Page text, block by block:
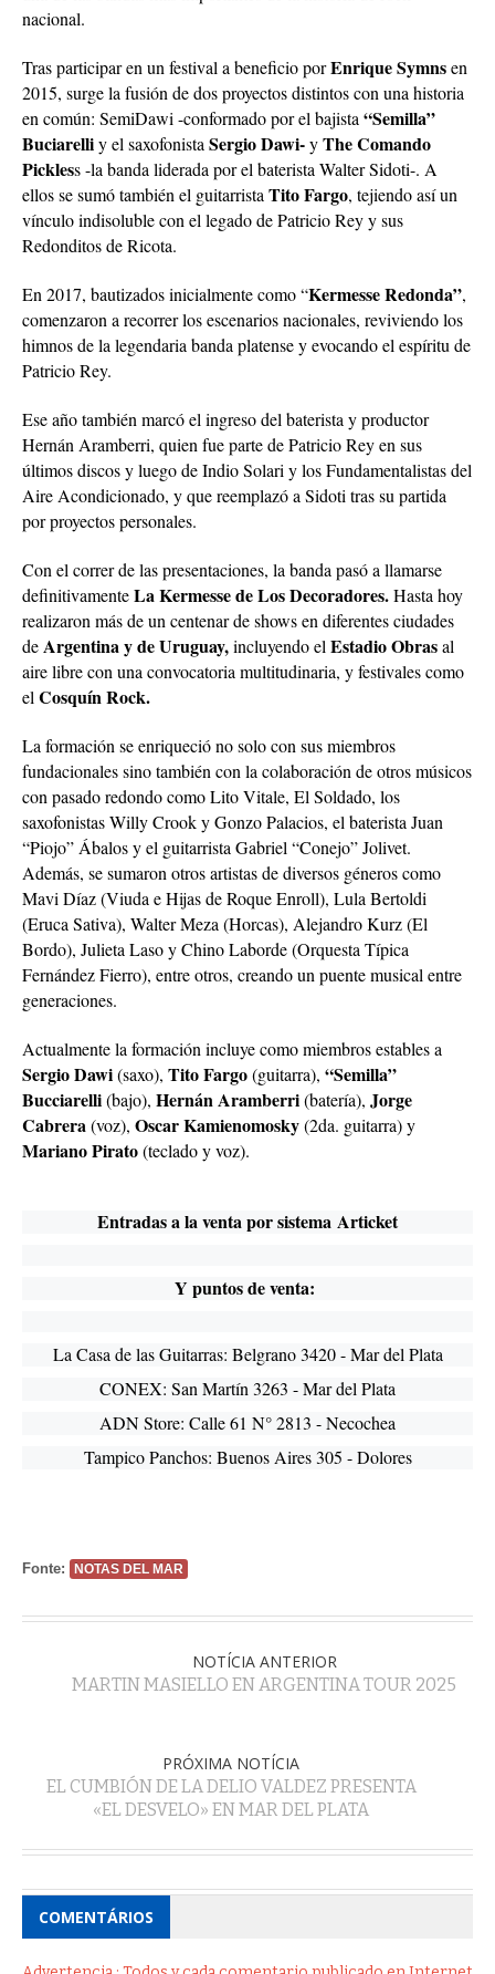
nacional.
Tras participar en un festival a beneficio porEnrique Symnsen
2015, surge la fusión de dos proyectos distintos con una historia
en común: SemiDawi -conformado por el bajista “Semilla”
Buciarelliy el saxofonista Sergio Dawi-yThe Comando
Pickless -la banda liderada por el baterista Walter Sidoti-. A
ellos se sumó también el guitarrista Tito Fargo, tejiendo así un
vínculo indisoluble con el legado de Patricio Rey y sus
Redonditos de Ricota.
En 2017, bautizados inicialmente como “Kermesse Redonda”,
comenzaron a recorrer los escenarios nacionales, reviviendo los
himnos de la legendaria banda platense y evocando el espíritu de
Patricio Rey.
Ese año también marcó el ingreso del baterista y productor
Hernán Aramberri, quien fue parte de Patricio Rey en sus
últimos discos y luego de Indio Solari y los Fundamentalistas del
Aire Acondicionado, y que reemplazó a Sidoti tras su partida
por proyectos personales.
Con el correr de las presentaciones, la banda pasó a llamarse
definitivamenteLa Kermesse de Los Decoradores.Hasta hoy
realizaron más de un centenar de shows en diferentes ciudades
deArgentina y de Uruguay,incluyendo el Estadio Obrasal
aire libre con una convocatoria multitudinaria, y festivales como
el Cosquín Rock.
La formación se enriqueció no solo con sus miembros
fundacionales sino también con la colaboración de otros músicos
con pasado redondo como Lito Vitale, El Soldado, los
saxofonistas Willy Crook y Gonzo Palacios, el baterista Juan
“Piojo” Ábalos y el guitarrista Gabriel “Conejo” Jolivet.
Además, se sumaron otros artistas de diversos géneros como
Mavi Díaz (Viuda e Hijas de Roque Enroll), Lula Bertoldi
(Eruca Sativa), Walter Meza (Horcas), Alejandro Kurz (El
Bordo), Julieta Laso y Chino Laborde (Orquesta Típica
Fernández Fierro), entre otros, creando un puente musical entre
generaciones.
Actualmente la formación incluye como miembros estables a
Sergio Dawi(saxo), Tito Fargo(guitarra), “Semilla”
Bucciarelli(bajo), Hernán Aramberri(batería), Jorge
Cabrera(voz), Oscar Kamienomosky(2da. guitarra) y
Mariano Pirato(teclado y voz).
Entradas a la venta por sistema Articket
Y puntos de venta:
La Casa de las Guitarras: Belgrano 3420 - Mar del Plata
CONEX: San Martín 3263 - Mar del Plata
ADN Store: Calle 61 N° 2813 - Necochea
Tampico Panchos: Buenos Aires 305 - Dolores
Fonte: NOTAS DEL MAR
NOTÍCIA ANTERIOR
MARTIN MASIELLO EN ARGENTINA TOUR 2025
PRÓXIMA NOTÍCIA
EL CUMBIÓN DE LA DELIO VALDEZ PRESENTA
«EL DESVELO» EN MAR DEL PLATA
COMENTÁRIOS